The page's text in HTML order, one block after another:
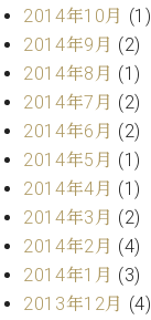
ン
デ
ジ
タ
ル)
情
報
八
王
子
房
ブ
ロ
グ
ア
ク
2014年10月 (1)
2014年9月 (2)
2014年8月 (1)
2014年7月 (2)
2014年6月 (2)
2014年5月 (1)
2014年4月 (1)
2014年3月 (2)
2014年2月 (4)
2014年1月 (3)
2013年12月 (4)